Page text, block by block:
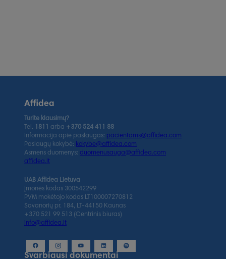
Affidea
Turite klausimų?
Tel.
1811 arba +370 524 411 88
Informacija apie paslaugas: pacientams@affidea.com
Paslaugų kokybė: kokybe@affidea.com
Asmens duomenys: duomenusauga@affidea.com
affidea.lt
UAB Affidea Lietuva
Įmonės kodas 300542299
PVM mokėtojo kodas LT100007270812
Savanorių pr. 184, LT-44150 Kaunas
+370 521 99 513 (Centrinis biuras)
info@affidea.lt
Svarbiausi dokumentai